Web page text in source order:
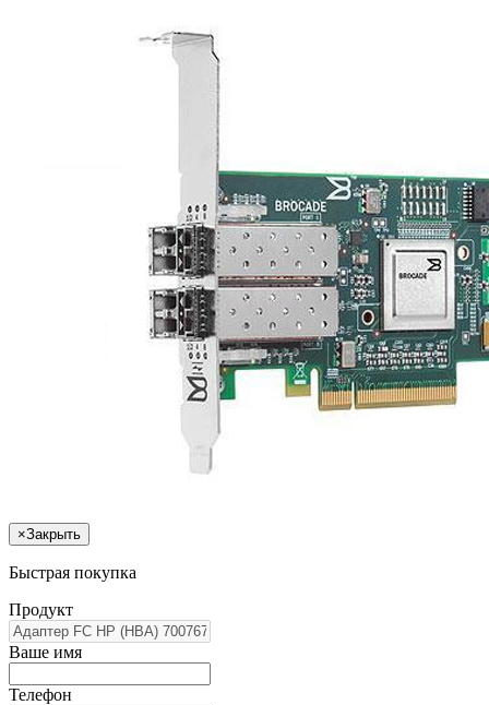
×Закрыть
Быстрая покупка
Продукт
Ваше имя
Телефон